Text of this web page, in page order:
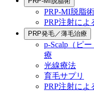
PRP-MI脱脂術
PRP注射によ
PRP発毛／薄毛治療
p-Scalp（ピ
療
光線療法
育毛サプリ
PRP注射によ